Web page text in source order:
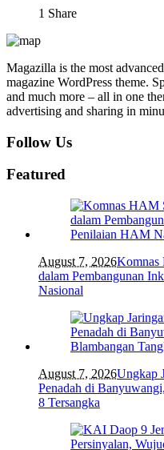
1 Share
Magazilla is the most
magazine WordPress theme.
and much more – all in one
advertising and sharing in
Follow Us
Featured
August 7, 2026Komnas
dalam Pembangunan
Nasional
August 7, 2026Ungkap
Penadah di
8 Tersangka